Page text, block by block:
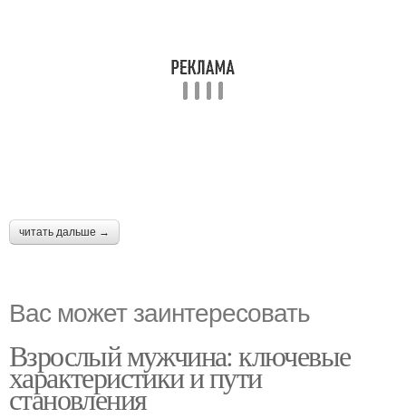
читать дальше →
Вас может заинтересовать
Взрослый мужчина: ключевые
характеристики и пути
становления